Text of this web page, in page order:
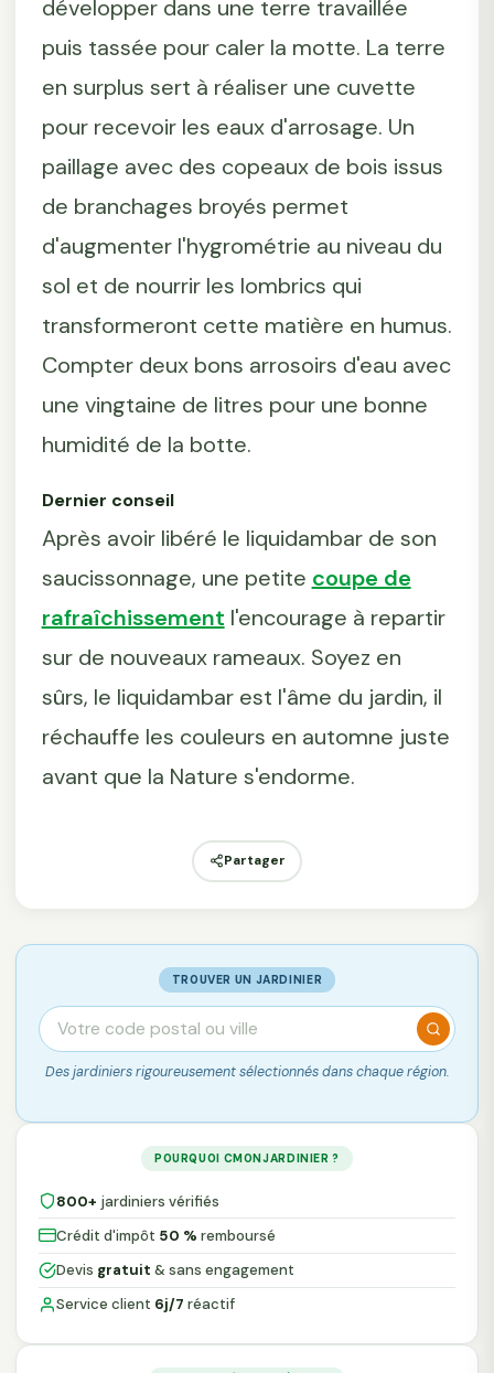
développer dans une terre travaillée
puis tassée pour caler la motte. La terre
en surplus sert à réaliser une cuvette
pour recevoir les eaux d'arrosage. Un
paillage avec des copeaux de bois issus
de branchages broyés permet
d'augmenter l'hygrométrie au niveau du
sol et de nourrir les lombrics qui
transformeront cette matière en humus.
Compter deux bons arrosoirs d'eau avec
une vingtaine de litres pour une bonne
humidité de la botte.
Dernier conseil
Après avoir libéré le liquidambar de son
saucissonnage, une petite coupe de
rafraîchissement l'encourage à repartir
sur de nouveaux rameaux. Soyez en
sûrs, le liquidambar est l'âme du jardin, il
réchauffe les couleurs en automne juste
avant que la Nature s'endorme.
Partager
TROUVER UN JARDINIER
Des jardiniers rigoureusement sélectionnés dans chaque région.
POURQUOI CMONJARDINIER ?
800+ jardiniers vérifiés
Crédit d'impôt 50 % remboursé
Devis gratuit & sans engagement
Service client 6j/7 réactif